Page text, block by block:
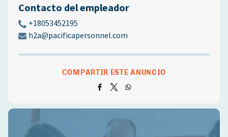
Contacto del empleador
+18053452195
h2a@pacificapersonnel.com
COMPARTIR ESTE ANUNCIO